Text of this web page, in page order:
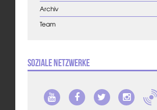
Archiv
Team
Soziale Netzwerke